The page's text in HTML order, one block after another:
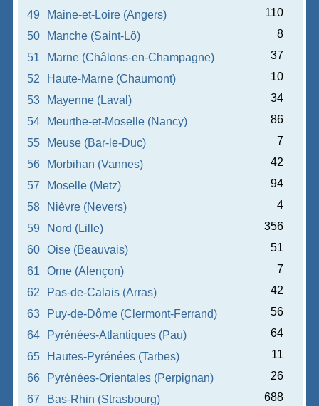
49
Maine-et-Loire (Angers)
110
50
Manche (Saint-Lô)
8
51
Marne (Châlons-en-Champagne)
37
52
Haute-Marne (Chaumont)
10
53
Mayenne (Laval)
34
54
Meurthe-et-Moselle (Nancy)
86
55
Meuse (Bar-le-Duc)
7
56
Morbihan (Vannes)
42
57
Moselle (Metz)
94
58
Nièvre (Nevers)
4
59
Nord (Lille)
356
60
Oise (Beauvais)
51
61
Orne (Alençon)
7
62
Pas-de-Calais (Arras)
42
63
Puy-de-Dôme (Clermont-Ferrand)
56
64
Pyrénées-Atlantiques (Pau)
64
65
Hautes-Pyrénées (Tarbes)
11
66
Pyrénées-Orientales (Perpignan)
26
67
Bas-Rhin (Strasbourg)
688